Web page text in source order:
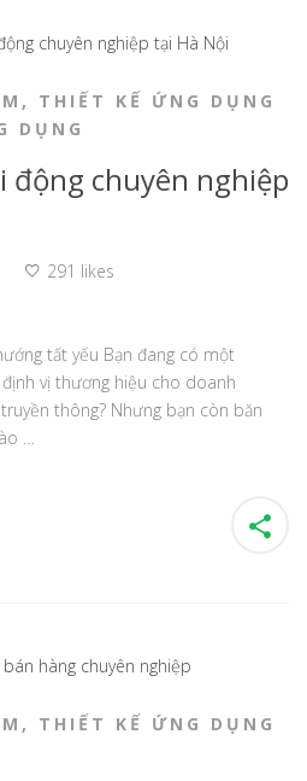
, THIẾT KẾ ỨNG DỤNG
DỤNG
động chuyên nghiệp
291 likes
tất yếu Bạn đang có một
vị thương hiệu cho doanh
thông? Nhưng bạn còn băn
…
, THIẾT KẾ ỨNG DỤNG